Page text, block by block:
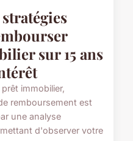
sur 15 ans
immobilier,
remboursement est
une analyse
d'observer votre